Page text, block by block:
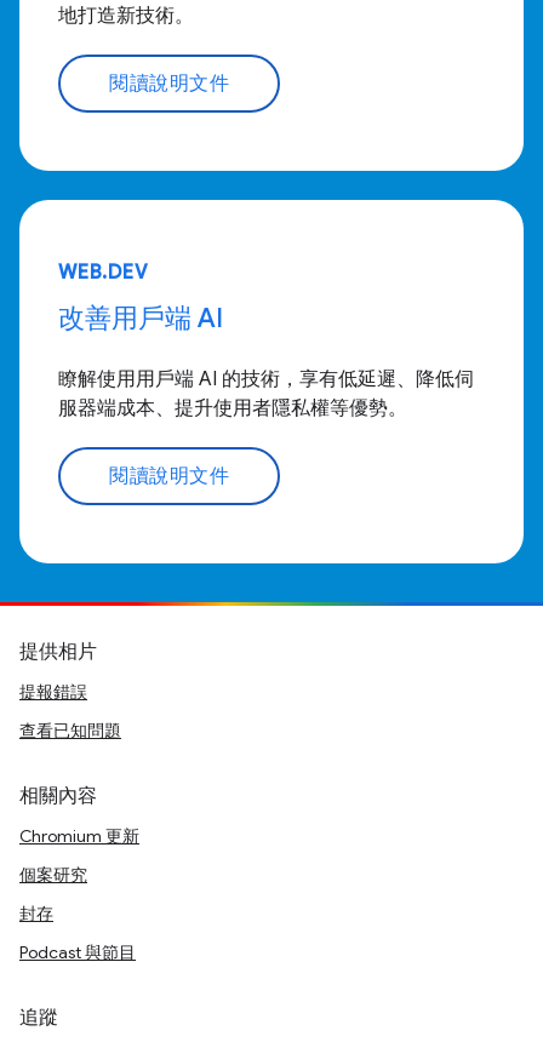
地打造新技術。
閱讀說明文件
WEB.DEV
改善用戶端 AI
瞭解使用用戶端 AI 的技術，享有低延遲、降低伺
服器端成本、提升使用者隱私權等優勢。
閱讀說明文件
提供相片
提報錯誤
查看已知問題
相關內容
Chromium 更新
個案研究
封存
Podcast 與節目
追蹤